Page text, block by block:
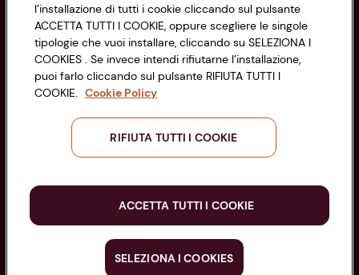
Servizio clienti
Seguici sui Social:
l’installazione di tutti i cookie cliccando sul pulsante
ACCETTA TUTTI I COOKIE, oppure scegliere le singole
tipologie che vuoi installare, cliccando su SELEZIONA I
COOKIES . Se invece intendi rifiutarne l’installazione,
puoi farlo cliccando sul pulsante RIFIUTA TUTTI I
COOKIE. Cookie Policy
RIFIUTA TUTTI I COOKIE
ACCETTA TUTTI I COOKIE
SELEZIONA I COOKIES